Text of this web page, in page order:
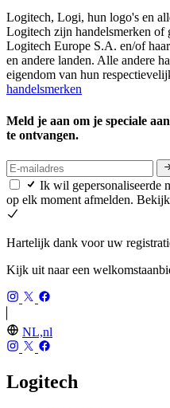
Logitech, Logi, hun logo's en
Logitech zijn handelsmerken of
Logitech Europe S.A. en/of
en andere landen. Alle andere
eigendom van hun
handelsmerken
Meld je aan om je speciale
te ontvangen.
Ik wil gepersonaliseerde
op elk moment afmelden.
Hartelijk dank voor uw
Kijk uit naar een
NL,nl
Logitech